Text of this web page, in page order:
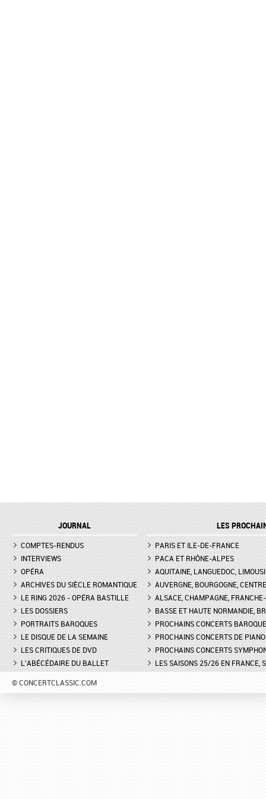
JOURNAL
COMPTES-RENDUS
INTERVIEWS
OPÉRA
ARCHIVES DU SIÈCLE ROMANTIQUE
LE RING 2026 - OPÉRA BASTILLE
LES DOSSIERS
PORTRAITS BAROQUES
LE DISQUE DE LA SEMAINE
LES CRITIQUES DE DVD
L'ABÉCÉDAIRE DU BALLET
LES
PARIS ET ILE-DE-FRANCE
PACA ET RHÔNE-ALPES
AQUITAINE, LANGUEDOC,
AUVERGNE, BOURGOGNE, CENTRE
ALSACE, CHAMPAGNE,
BASSE ET HAUTE NORMANDIE,
PROCHAINS CONCERTS
PROCHAINS CONCERTS DE PIANO
PROCHAINS CONCERTS
LES SAISONS 25/26 EN FRANCE,
© CONCERTCLASSIC.COM